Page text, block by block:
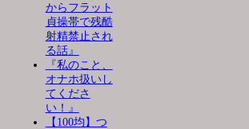
からフラット
貞操帯で残酷
射精禁止され
る話』
『私のこと、
オナホ扱いし
てくださ
い！』
【100均】つ